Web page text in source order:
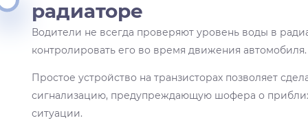
радиаторе
Водители не всегда проверяют уровень воды в
контролировать его во время движения автомобиля.
Простое устройство на транзисторах позволяет
сигнализацию, предупреждающую шофера о
ситуации.